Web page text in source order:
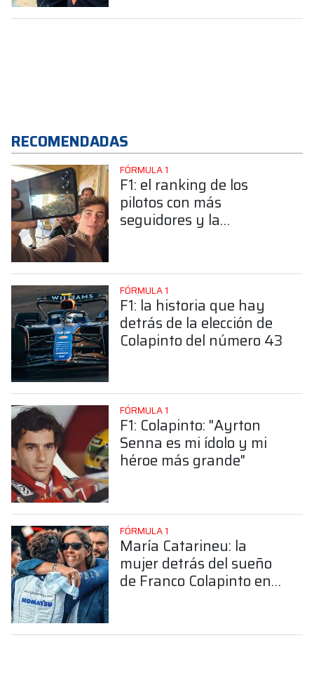
RECOMENDADAS
FÓRMULA 1
F1: el ranking de los
pilotos con más
seguidores y la
FÓRMULA 1
F1: la historia que hay
detrás de la elección de
Colapinto del número 43
FÓRMULA 1
F1: Colapinto: "Ayrton
Senna es mi ídolo y mi
héroe más grande"
FÓRMULA 1
María Catarineu: la
mujer detrás del sueño
de Franco Colapinto en